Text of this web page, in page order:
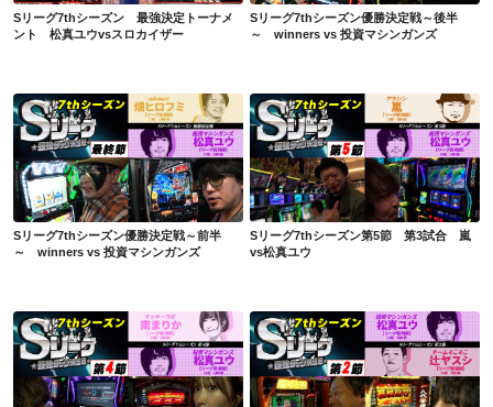
Sリーグ7thシーズン 最強決定トーナメ
ント 松真ユウvsスロカイザー
Sリーグ7thシーズン優勝決定戦～後半
～ winners vs 投資マシンガンズ
Sリーグ7thシーズン優勝決定戦～前半～ winners vs 投資マシンガンズ
Sリーグ7thシーズン優勝決定戦～前半
～ winners vs 投資マシンガンズ
Sリーグ7thシーズン第5節 第3試合 嵐vs松真ユウ
Sリーグ7thシーズン第5節 第3試合 嵐
vs松真ユウ
Sリーグ7thシーズン第4節 第2試合 南まりかvs松真ユウ Sリーグ7thシーズン第2節 第2試合 松真ユウvs辻ヤスシ